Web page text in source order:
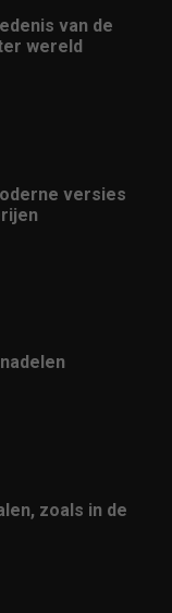
van de
wereld
versies
zoals in de